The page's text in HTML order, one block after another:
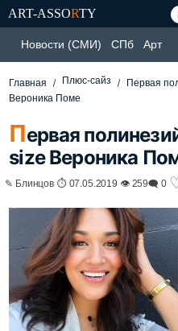
ART-ASSORTY
Новости (СМИ) СПб Арт
Главная Плюс-сайз
Первая
Вероника Поме
Первая
size Вероника
✎ Блинцов ⏱ 07.05.2019 👁 259🗨 0